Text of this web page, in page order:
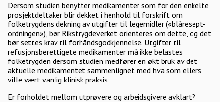
Dersom studien benytter medikamenter som for den enkelte
prosjektdeltaker blir dekket i henhold til forskrift om
folketrygdens dekning av utgifter til legemidler («blåresept-
ordningen»), bør Rikstrygdeverket orienteres om dette, og det
bør settes krav til forhåndsgodkjennelse. Utgifter til
refusjonsberettigete medikamenter må ikke belastes
folketrygden dersom studien medfører en økt bruk av det
aktuelle medikamentet sammenlignet med hva som ellers
ville vært vanlig klinisk praksis.
Er forholdet mellom utprøvere og arbeidsgivere avklart?